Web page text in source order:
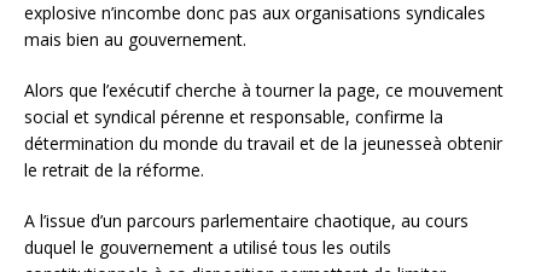
explosive n’incombe donc pas aux organisations syndicales
mais bien au gouvernement.
Alors que l’exécutif cherche à tourner la page, ce mouvement
social et syndical pérenne et responsable, confirme la
détermination du monde du travail et de la jeunesseà obtenir
le retrait de la réforme.
A l’issue d’un parcours parlementaire chaotique, au cours
duquel le gouvernement a utilisé tous les outils